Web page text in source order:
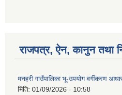
राजपत्र, ऐन, कानुन तथा
मनहरी गाउँपालिका भू-उपयोग वर्गीकरण
मिति: 01/09/2026 - 10:58